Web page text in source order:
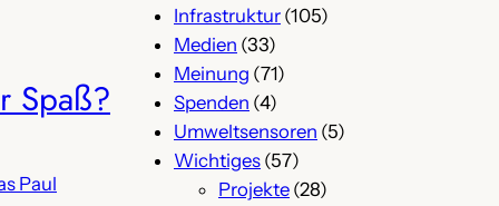
Spaß?
Paul
Infrastruktur (105)
Medien (33)
Meinung (71)
Spenden (4)
Umweltsensoren (5)
Wichtiges (57)
Projekte (28)